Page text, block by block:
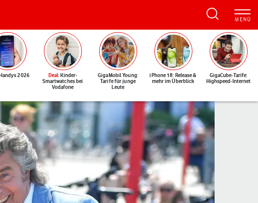
2026 Deal: Kinder-
Smartwatches bei
Vodafone
GigaMobil Young:
Tarife für junge
Leute
iPhone 18: Release &
mehr im Überblick
GigaCube-Tarife:
Highspeed-Internet